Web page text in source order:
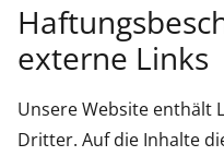
externe Links
Unsere Website enthält
Dritter. Auf die Inhalte